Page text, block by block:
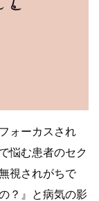
ォーカスされ
悩む患者のセク
視されがちで
？』と病気の影